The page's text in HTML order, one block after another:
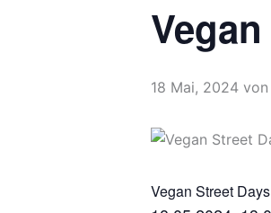
18 Mai, 2024 von
Vegan Street